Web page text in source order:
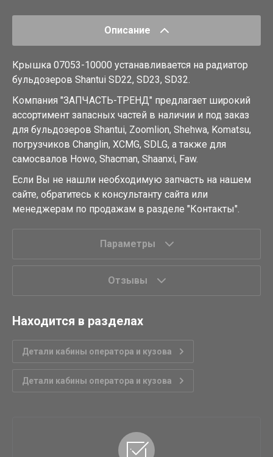
Описание
Крышка 07053-10000 устанавливается на радиатор
бульдозеров Shantui SD22, SD23, SD32.
Компания "ЗАПЧАСТЬ-ТРЕНД" предлагает широкий
ассортимент запасных частей в наличии и под заказ
для бульдозеров Shantui, Zoomlion, Shehwa, Komatsu,
погрузчиков Changlin, XCMG, SDLG, а также для
самосвалов Howo, Shacman, Shaanxi, Faw.
Если Вы не нашли необходимую запчасть на нашем
сайте, обратитесь к консультанту сайта или
менеджерам по продажам в разделе "Контакты".
Параметры
Отзывы
Находится в разделах
Детали кабины оператора и кузова
Детали кабины оператора и кузова